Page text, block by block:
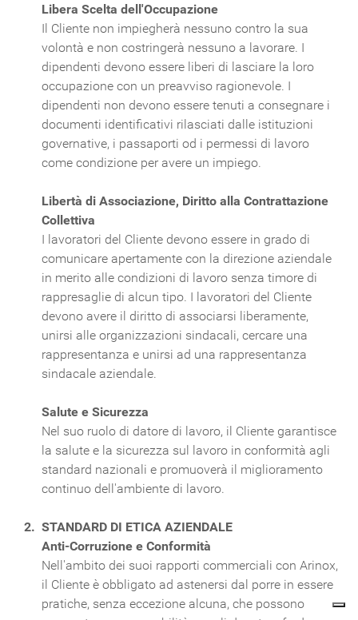
Libera Scelta dell'Occupazione
Il Cliente non impiegherà nessuno contro la sua
volontà e non costringerà nessuno a lavorare. I
dipendenti devono essere liberi di lasciare la loro
occupazione con un preavviso ragionevole. I
dipendenti non devono essere tenuti a consegnare i
documenti identificativi rilasciati dalle istituzioni
governative, i passaporti od i permessi di lavoro
come condizione per avere un impiego.
Libertà di Associazione, Diritto alla Contrattazione
Collettiva
I lavoratori del Cliente devono essere in grado di
comunicare apertamente con la direzione aziendale
in merito alle condizioni di lavoro senza timore di
rappresaglie di alcun tipo. I lavoratori del Cliente
devono avere il diritto di associarsi liberamente,
unirsi alle organizzazioni sindacali, cercare una
rappresentanza e unirsi ad una rappresentanza
sindacale aziendale.
Salute e Sicurezza
Nel suo ruolo di datore di lavoro, il Cliente garantisce
la salute e la sicurezza sul lavoro in conformità agli
standard nazionali e promuoverà il miglioramento
continuo dell'ambiente di lavoro.
STANDARD DI ETICA AZIENDALE
Anti-Corruzione e Conformità
Nell'ambito dei suoi rapporti commerciali con Arinox,
il Cliente è obbligato ad astenersi dal porre in essere
pratiche, senza eccezione alcuna, che possono